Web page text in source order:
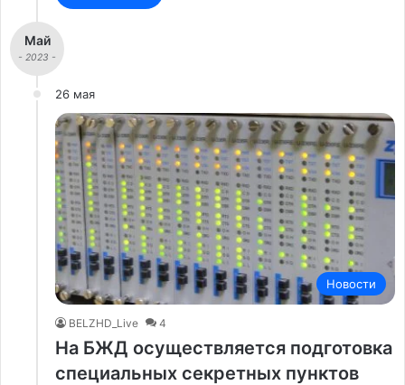
Май
- 2023 -
26 мая
Новости
BELZHD_Live 4
На БЖД осуществляется подготовка
специальных секретных пунктов